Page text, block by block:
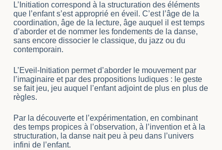
L’Initiation correspond à la structuration des éléments
que l’enfant s’est approprié en éveil. C’est l’âge de la
coordination, âge de la lecture, âge auquel il est temps
d’aborder et de nommer les fondements de la danse,
sans encore dissocier le classique, du jazz ou du
contemporain.
L’Eveil-Initiation permet d’aborder le mouvement par
l’imaginaire et par des propositions ludiques : le geste
se fait jeu, jeu auquel l’enfant adjoint de plus en plus de
règles.
Par la découverte et l’expérimentation, en combinant
des temps propices à l’observation, à l’invention et à la
structuration, la danse nait peu à peu dans l’univers
infini de l’enfant.